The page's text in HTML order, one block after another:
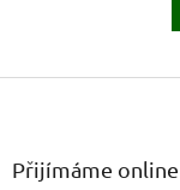
Přijímáme